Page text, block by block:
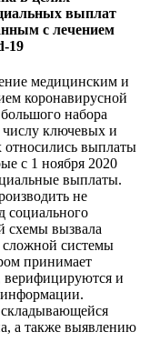
выплат
с лечением
19
медицинским и
коронавирусной
набора
числу ключевых и
относились выплаты
с 1 ноября 2020
выплаты.
не
социального
схемы вызвала
сложной системы
принимает
верифицируются и
складывающейся
а также выявлению